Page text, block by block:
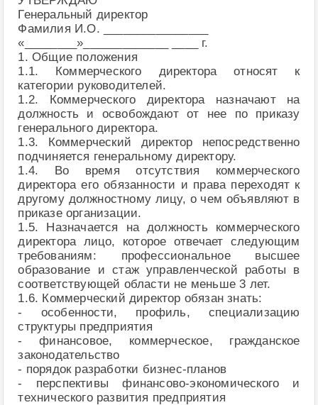
Генеральный директор
Фамилия И.О. ________________
«________»_____________ ____ г.
1. Общие положения
1.1. Коммерческого директора относят к
категории руководителей.
1.2. Коммерческого директора назначают на
должность и освобождают от нее по приказу
генерального директора.
1.3. Коммерческий директор непосредственно
подчиняется генеральному директору.
1.4. Во время отсутствия коммерческого
директора его обязанности и права переходят к
другому должностному лицу, о чем объявляют в
приказе организации.
1.5. Назначается на должность коммерческого
директора лицо, которое отвечает следующим
требованиям: профессиональное высшее
образование и стаж управленческой работы в
соответствующей области не меньше 3 лет.
1.6. Коммерческий директор обязан знать:
- особенности, профиль, специализацию
структуры предприятия
- финансовое, коммерческое, гражданское
законодательство
- порядок разработки бизнес-планов
- перспективы финансово-экономического и
технического развития предприятия